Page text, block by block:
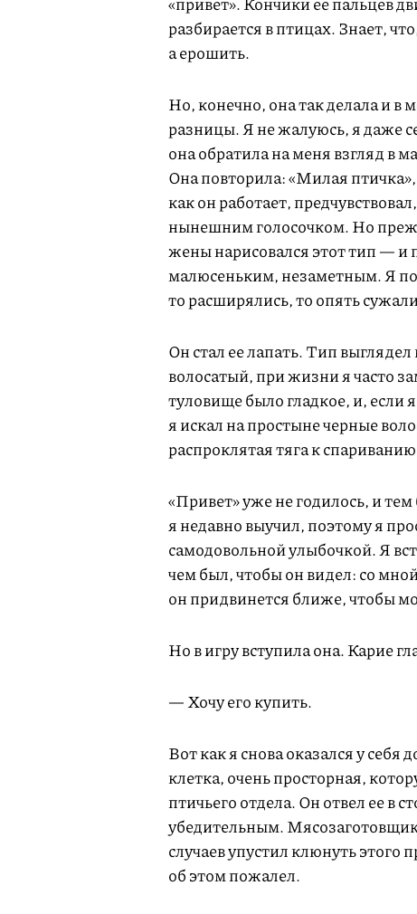
разбирается в птицах. Знает,
а ерошить.
Но, конечно, она так делала и в
разницы. Я не жалуюсь, я даже
она обратила на меня взгляд в
Она повторила: «Милая
как он работает,
нынешним голосочком. Но
жены нарисовался этот тип — и
малюсеньким, незаметным. Я
то расширялись, то опять
Он стал ее лапать. Тип
волосатый, при жизни я часто
туловище было гладкое, и, если
я искал на простыне черные
распроклятая тяга к
«Привет» уже не годилось, и
я недавно выучил, поэтому я
самодовольной улыбочкой. Я
чем был, чтобы он видел: со
он придвинется ближе, чтобы
Но в игру вступила она. Карие
— Хочу его купить.
Вот как я снова оказался у
клетка, очень просторная,
птичьего отдела. Он отвел ее в
убедительным.
случаев упустил клюнуть этого
об этом пожалел.